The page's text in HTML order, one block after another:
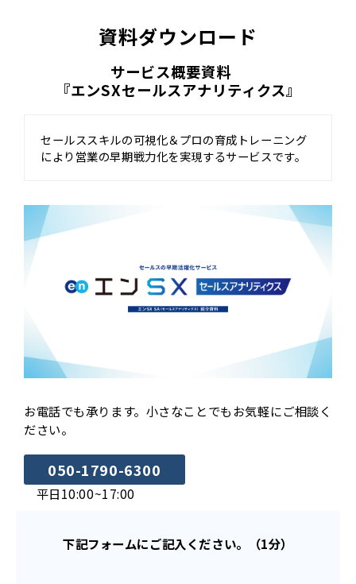
資料ダウンロード
サービス概要資料
『エンSXセールスアナリティクス』
セールススキルの可視化＆プロの育成トレーニング
により営業の早期戦力化を実現するサービスです。
お電話でも承ります。小さなことでもお気軽にご相談く
ださい。
050-1790-6300
平日10:00~17:00
下記フォームにご記入ください。（1分）